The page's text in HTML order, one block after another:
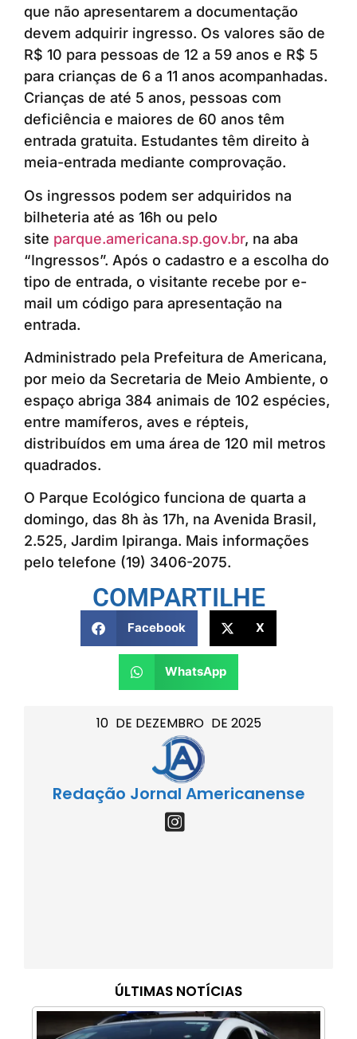
10 DE DEZEMBRO DE 2025
Redação Jornal Americanense
ÚLTIMAS NOTÍCIAS
que não apresentarem a documentação
devem adquirir ingresso. Os valores são de
R$ 10 para pessoas de 12 a 59 anos e R$ 5
para crianças de 6 a 11 anos acompanhadas.
Crianças de até 5 anos, pessoas com
deficiência e maiores de 60 anos têm
entrada gratuita. Estudantes têm direito à
meia-entrada mediante comprovação.
Os ingressos podem ser adquiridos na
bilheteria até as 16h ou pelo
site parque.americana.sp.gov.br, na aba
“Ingressos”. Após o cadastro e a escolha do
tipo de entrada, o visitante recebe por e-
mail um código para apresentação na
entrada.
Administrado pela Prefeitura de Americana,
por meio da Secretaria de Meio Ambiente, o
espaço abriga 384 animais de 102 espécies,
entre mamíferos, aves e répteis,
distribuídos em uma área de 120 mil metros
quadrados.
O Parque Ecológico funciona de quarta a
domingo, das 8h às 17h, na Avenida Brasil,
2.525, Jardim Ipiranga. Mais informações
pelo telefone (19) 3406-2075.
COMPARTILHE
Facebook X
WhatsApp